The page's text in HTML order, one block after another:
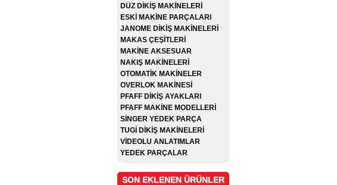
DÜZ DİKİŞ MAKİNELERİ
ESKİ MAKİNE PARÇALARI
JANOME DİKİŞ MAKİNELERİ
MAKAS ÇEŞİTLERİ
MAKİNE AKSESUAR
NAKIŞ MAKİNELERİ
OTOMATİK MAKİNELER
OVERLOK MAKİNESİ
PFAFF DİKİŞ AYAKLARI
PFAFF MAKİNE MODELLERİ
SİNGER YEDEK PARÇA
TUGİ DİKİŞ MAKİNELERİ
VİDEOLU ANLATIMLAR
YEDEK PARÇALAR
SON EKLENEN ÜRÜNLER